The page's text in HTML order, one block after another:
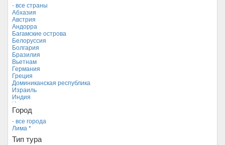
- все страны
Абхазия
Австрия
Андорра
Багамские острова
Белоруссия
Болгария
Бразилия
Вьетнам
Германия
Греция
Доминиканская республика
Израиль
Индия
Индонезия
Иордания
Италия
Камбоджа
Кипр
Город
- все города
Лима *
Тип тура